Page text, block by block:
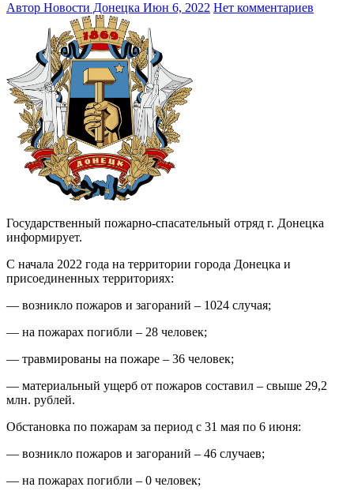
Автор Новости Донецка Июн 6, 2022 Нет комментариев
Государственный пожарно-спасательный отряд г. Донецка
информирует.
С начала 2022 года на территории города Донецка и
присоединенных территориях:
— возникло пожаров и загораний – 1024 случая;
— на пожарах погибли – 28 человек;
— травмированы на пожаре – 36 человек;
— материальный ущерб от пожаров составил – свыше 29,2
млн. рублей.
Обстановка по пожарам за период с 31 мая по 6 июня:
— возникло пожаров и загораний – 46 случаев;
— на пожарах погибли – 0 человек;